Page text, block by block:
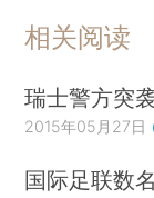
相关阅读
瑞士警方突
2015年05月27日
国际足联数